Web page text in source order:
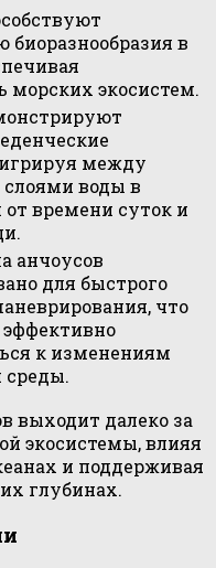
в
морских экосистем.
между
воды в
времени суток и
анчоусов
для быстрого
что
к изменениям
выходит далеко за
экосистемы, влияя
и поддерживая
глубинах.